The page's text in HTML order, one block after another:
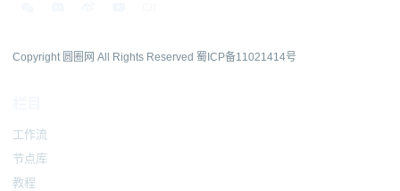
Copyright 圆圈网 All Rights Reserved 蜀ICP备11021414号
工作流
节点库
教程